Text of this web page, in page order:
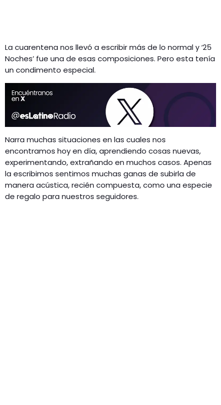
La cuarentena nos llevó a escribir más de lo normal y ‘25
Noches’ fue una de esas composiciones. Pero esta tenía
un condimento especial.
Narra muchas situaciones en las cuales nos
encontramos hoy en día, aprendiendo cosas nuevas,
experimentando, extrañando en muchos casos. Apenas
la escribimos sentimos muchas ganas de subirla de
manera acústica, recién compuesta, como una especie
de regalo para nuestros seguidores.